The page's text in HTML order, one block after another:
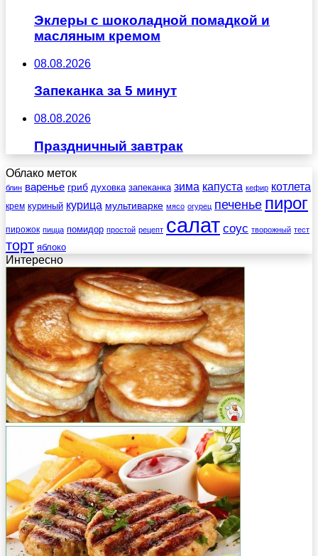
Эклеры с шоколадной помадкой и
масляным кремом
08.08.2026
Запеканка за 5 минут
08.08.2026
Праздничный завтрак
Облако меток
блин варенье гриб духовка запеканка зима капуста кефир котлета
крем куриный курица мультиварке мясо огурец печенье пирог
пирожок пицца помидор простой рецепт салат соус творожный тест
торт яблоко
Интересно